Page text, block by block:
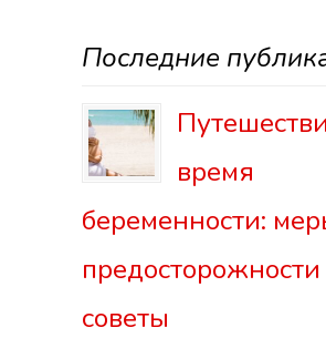
Последние
время
беременности:
советы